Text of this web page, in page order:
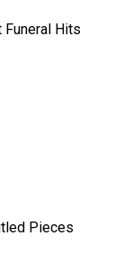
Funeral Hits
Pieces